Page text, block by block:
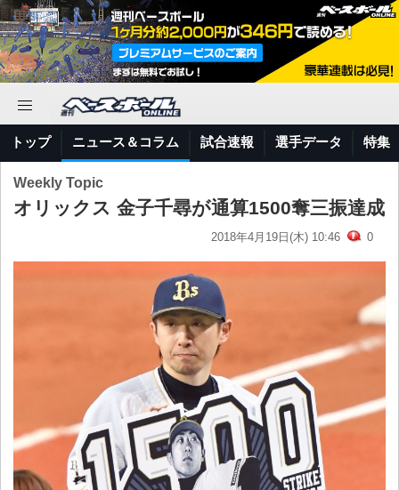
トップ ニュース＆コラム 試合速報 選手データ 特集
Weekly Topic
オリックス 金子千尋が通算1500奪三振達成
2018年4月19日(木) 10:46 0